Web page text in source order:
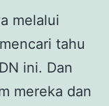
melalui
tahu
ini. Dan
mereka dan